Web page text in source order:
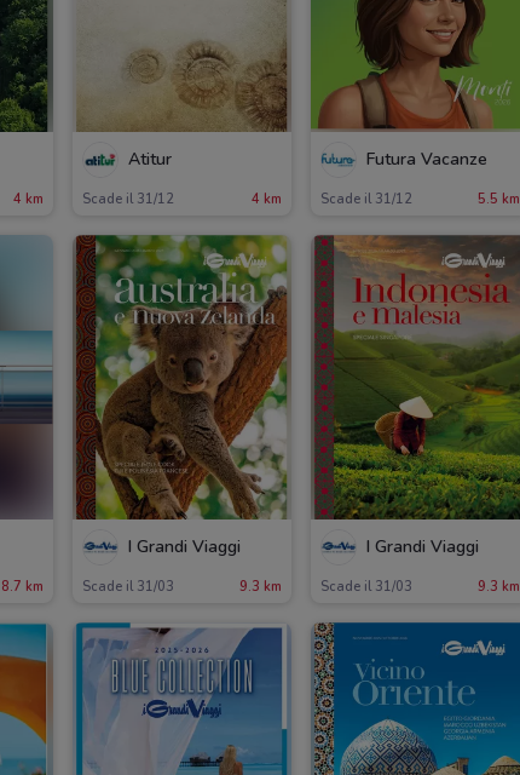
4 km
Atitur
Scade il 31/12 4 km
Futura Vacanze
Scade il 31/12 5.5 km
8.7 km
I Grandi Viaggi
Scade il 31/03 9.3 km
I Grandi Viaggi
Scade il 31/03 9.3 km